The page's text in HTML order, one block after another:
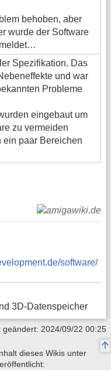
behoben, aber
wurde der Software
Spezifikation. Das
und war
Probleme
eingebaut um
zu vermeiden
ein paar Bereichen
software/
3D-Datenspeicher
geändert: 2024/09/22 00:25
dieses Wikis unter